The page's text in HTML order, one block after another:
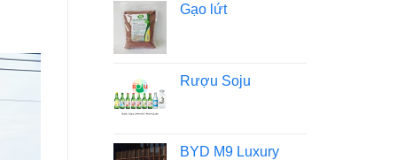
Gạo lứt
Rượu Soju
BYD M9 Luxury